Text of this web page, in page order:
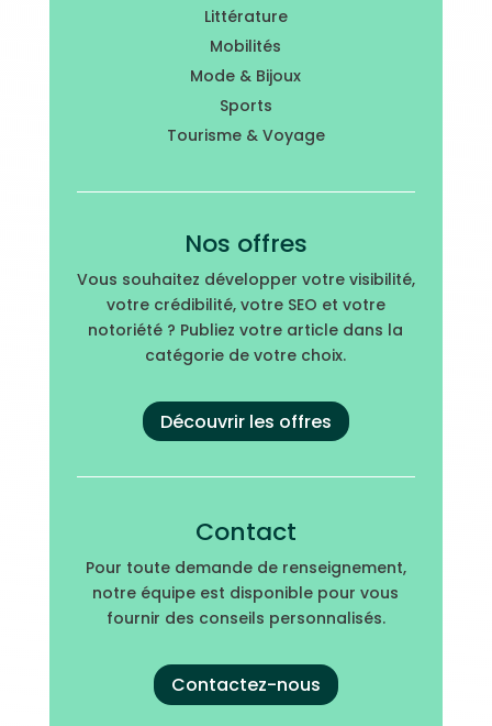
Littérature
Mobilités
Mode & Bijoux
Sports
Tourisme & Voyage
Nos offres
Vous souhaitez développer votre visibilité,
votre crédibilité, votre SEO et votre
notoriété ? Publiez votre article dans la
catégorie de votre choix.
Découvrir les offres
Contact
Pour toute demande de renseignement,
notre équipe est disponible pour vous
fournir des conseils personnalisés.
Contactez-nous